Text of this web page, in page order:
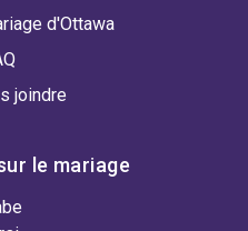
d'Ottawa
joindre
le mariage